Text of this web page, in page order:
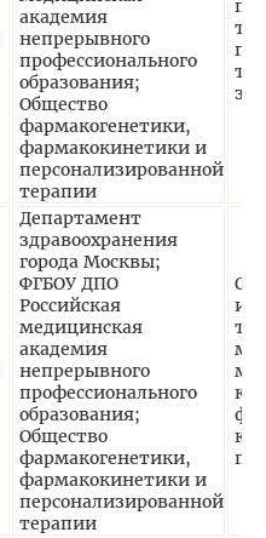
академия
непрерывного
профессионального
образования;
Общество
фармакогенетики,
фармакокинетики и
персонализированной
терапии
Департамент
здравоохранения
города Москвы;
ФГБОУ ДПО
Российская
медицинская
академия
непрерывного
профессионального
образования;
Общество
фармакогенетики,
фармакокинетики и
персонализированной
терапии